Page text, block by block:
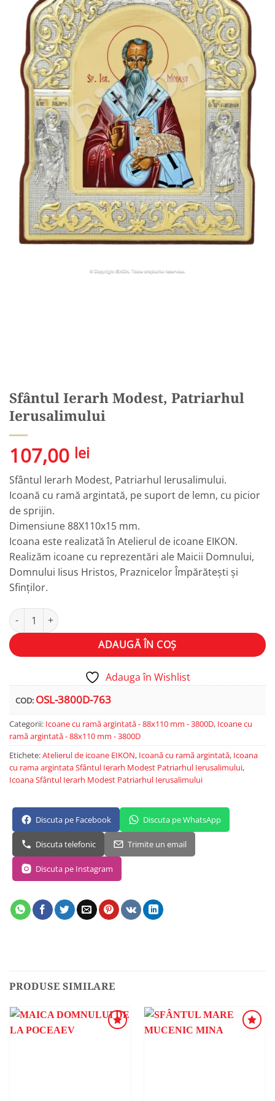
Sfântul Ierarh Modest, Patriarhul
Ierusalimului
107,00 lei
Sfântul Ierarh Modest, Patriarhul Ierusalimului.
Icoană cu ramă argintată, pe suport de lemn, cu picior
de sprijin.
Dimensiune 88X110x15 mm.
Icoana este realizată în Atelierul de icoane EIKON.
Realizăm icoane cu reprezentări ale Maicii Domnului,
Domnului Iisus Hristos, Praznicelor Împărătești și
Sfinților.
Cantitate Sfântul Ierarh Modest, Patriarhul Ierusalimului
ADAUGĂ ÎN COȘ
Alternative:
Adauga în Wishlist
COD: OSL-3800D-763
Categorii: Icoane cu ramă argintată - 88x110 mm - 3800D, Icoane cu
ramă argintată - 88x110 mm - 3800D
Etichete:Atelierul de icoane EIKON, Icoană cu ramă argintată, Icoana
cu rama argintata Sfântul Ierarh Modest Patriarhul Ierusalimului,
Icoana Sfântul Ierarh Modest Patriarhul Ierusalimului
Discuta pe Facebook Discuta pe WhatsApp
Discuta telefonic Trimite un email
Discuta pe Instagram
PRODUSE SIMILARE